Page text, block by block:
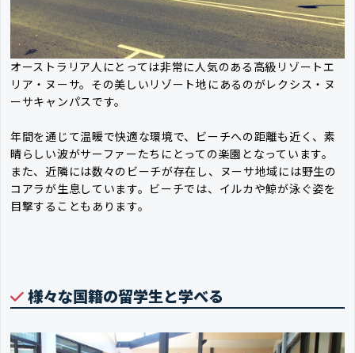
オーストラリア人にとっては非常に人気のある高級リゾートエ
リア・ヌーサ。その美しいリゾート地にあるのがレクシス・ヌ
ーサキャンパスです。
年間を通じて温暖で快適な環境で、ビーチへの距離も近く、素
晴らしい波がサーファーたちにとっての楽園となっています。
また、近隣には数々のビーチが存在し、ヌーサ地域には野生の
コアラが生息しています。ビーチでは、イルカや鯨が泳ぐ姿を
目撃することもあります。
様々な国籍の留学生と学べる